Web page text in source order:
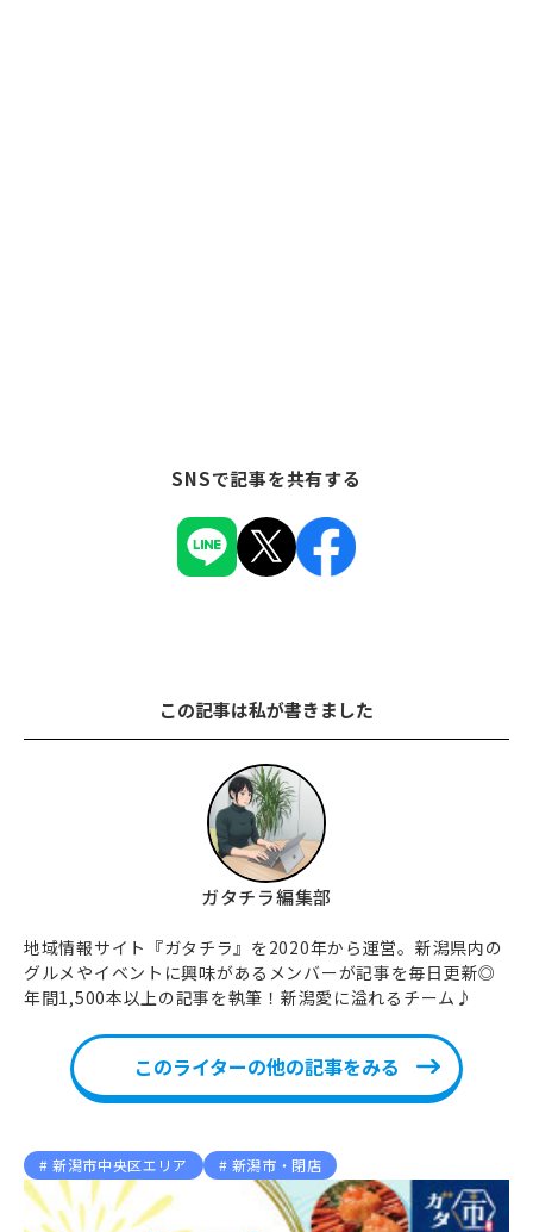
SNSで記事を共有する
この記事は私が書きました
ガタチラ編集部
地域情報サイト『ガタチラ』を2020年から運営。新潟県内の
グルメやイベントに興味があるメンバーが記事を毎日更新◎
年間1,500本以上の記事を執筆！新潟愛に溢れるチーム♪
このライターの他の記事をみる
新潟市中央区エリア 新潟市・閉店